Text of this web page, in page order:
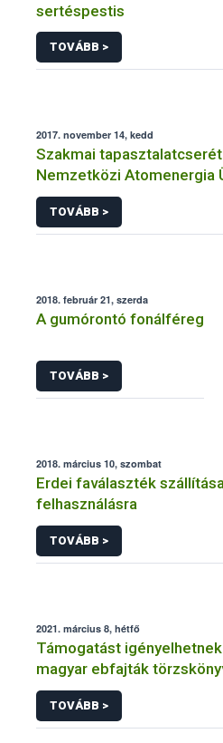
sertéspestis
TOVÁBB >
2017. november 14, kedd
Szakmai
Nemzetközi Atomenergia
TOVÁBB >
2018. február 21, szerda
A gumórontó fonálféreg
TOVÁBB >
2018. március 10, szombat
Erdei faválaszték
felhasználásra
TOVÁBB >
2021. március 8, hétfő
Támogatást
magyar ebfajták
TOVÁBB >